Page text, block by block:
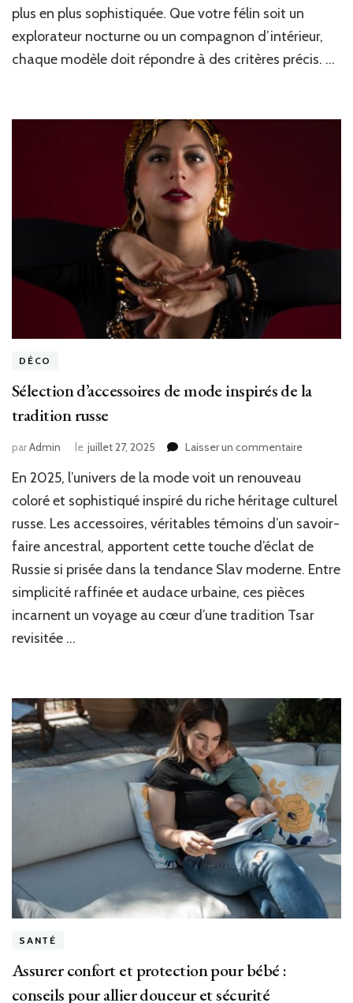
chat
:
conseils
plus en plus sophistiquée. Que votre félin soit un
explorateur nocturne ou un compagnon d’intérieur,
chaque modèle doit répondre à des critères précis. …
DÉCO
Sélection d’accessoires de mode inspirés de la
tradition russe
parAdmin le juillet 27, 2025 Laisser un commentairesur
de
inspirés
de
la
russe
En 2025, l’univers de la mode voit un renouveau
coloré et sophistiqué inspiré du riche héritage culturel
russe. Les accessoires, véritables témoins d’un savoir-
faire ancestral, apportent cette touche d’éclat de
Russie si prisée dans la tendance Slav moderne. Entre
simplicité raffinée et audace urbaine, ces pièces
incarnent un voyage au cœur d’une tradition Tsar
revisitée …
SANTÉ
Assurer confort et protection pour bébé :
conseils pour allier douceur et sécurité